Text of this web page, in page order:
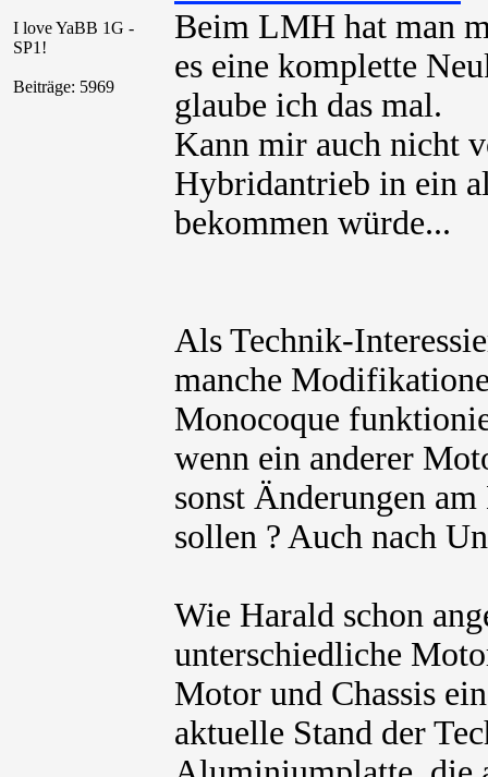
I love YaBB 1G -
SP1!
Beiträge: 5969
Beim LMH hat man
es eine komplette
glaube ich das mal.
Kann mir auch nicht
Hybridantrieb in ein
bekommen würde...
Als Technik-
manche
Monocoque
wenn ein anderer
sonst Änderungen
sollen ? Auch nach
Wie Harald schon
unterschiedliche
Motor und Chassis
aktuelle Stand der